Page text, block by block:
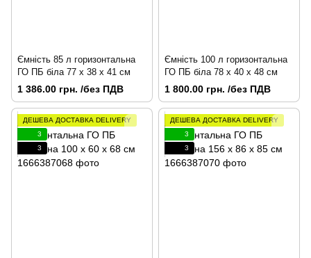
Ємність 85 л горизонтальна
ГО ПБ біла 77 х 38 х 41 см
1 386.00 грн. /без ПДВ
Ємність 100 л горизонтальна
ГО ПБ біла 78 х 40 х 48 см
1 800.00 грн. /без ПДВ
ДЕШЕВА ДОСТАВКА DELIVERY
3
3
ДЕШЕВА ДОСТАВКА DELIVERY
3
3